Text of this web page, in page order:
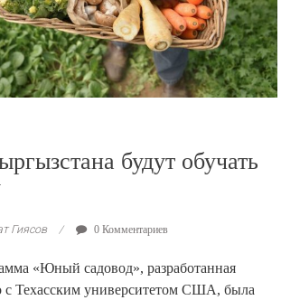
будут обучать
Гиясов 0 Комментариев
«Юный садовод», разработанная
с Техасским университетом США, была